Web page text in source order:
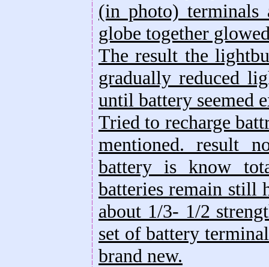
(in photo) terminals
globe together
The result the
gradually reduced
until battery seemed
Tried to recharge
mentioned. result
battery is know
batteries remain still
about 1/3- 1/2
set of battery
brand new.